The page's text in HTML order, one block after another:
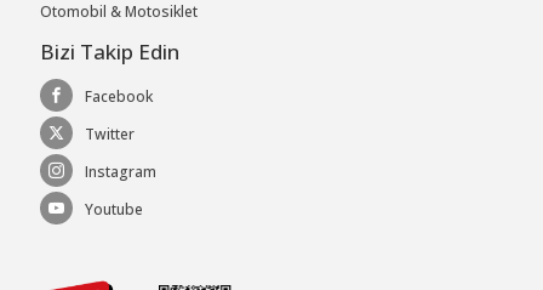
Otomobil & Motosiklet
Bizi Takip Edin
Facebook
Twitter
Instagram
Youtube